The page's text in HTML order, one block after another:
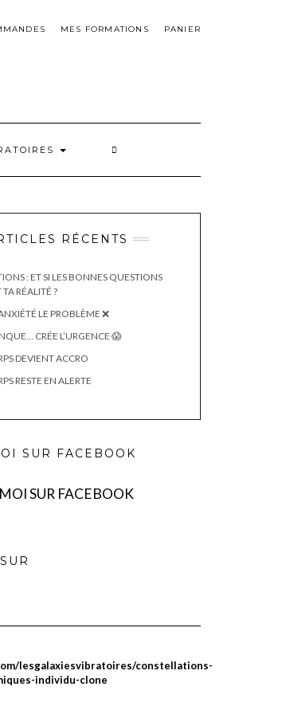
MES FORMATIONS PANIER
RÉCENTS
: ET SI LES BONNES QUESTIONS
RÉALITÉ ?
LE PROBLÈME ❌
CRÉE L’URGENCE 😱
DEVIENT ACCRO
RESTE EN ALERTE
SUR FACEBOOK
SUR FACEBOOK
lesgalaxiesvibratoires/constellations-
individu-clone